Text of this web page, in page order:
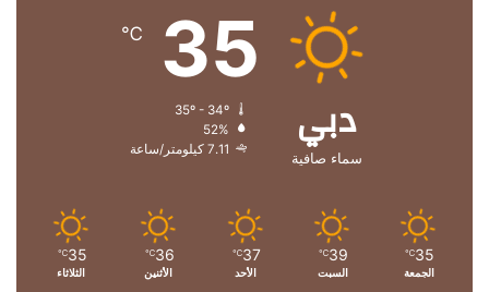
دبي
سماء صافية
35
℃
52%
7.11 كيلومتر/ساعة
35
℃
الجمعة
39
℃
السبت
37
℃
الأحد
36
℃
الأثنين
35
℃
الثلاثاء